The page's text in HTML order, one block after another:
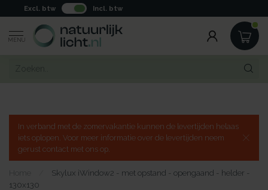
Excl. btw Incl. btw
MENU
In verband met de zomervakantie kunnen de levertijden helaas
iets oplopen. Voor meer informatie over de levertijden neem
gerust contact met ons op.
Home
Skylux iWindow2 - met opstand - opengaand - helder -
130x130